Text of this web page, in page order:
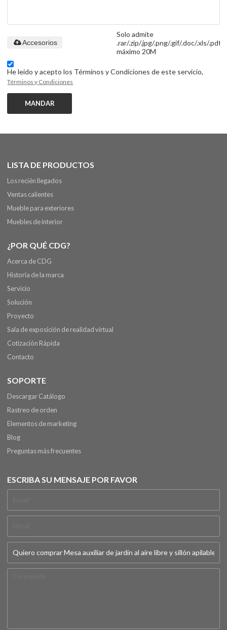
Solo admite
.rar/.zip/.jpg/.png/.gif/.doc/.xls/.pdf,
máximo 20M
Accesorios
He leido y acepto los Términos y Condiciones de este servicio,
Términos y Condiciones
MANDAR
LISTA DE PRODUCTOS
Los recién llegados
Ventas calientes
Mueble para exteriores
Muebles de interior
¿POR QUÉ CDG?
Acerca de CDG
Historia de la marca
Servicio
Solución
Proyecto
Sala de exposición de realidad virtual
Cotización Rápida
Contacto
SOPORTE
Descargar Catálogo
Rastreo de orden
Elementos de marketing
Blog
Preguntas más frecuentes
ESCRIBA SU MENSAJE POR FAVOR